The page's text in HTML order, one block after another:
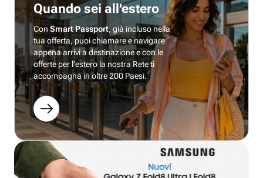
Quando sei all'estero
ConSmart Passport, già incluso nella
tua offerta, puoi chiamare e navigare
appena arrivi a destinazione e con le
offerte per l’estero la nostra Rete ti
accompagna in oltre 200 Paesi.